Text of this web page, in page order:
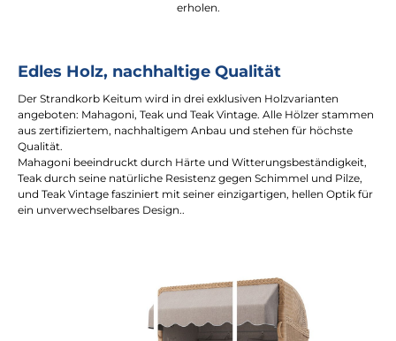
erholen.
Edles Holz, nachhaltige Qualität
Der Strandkorb Keitum wird in drei exklusiven Holzvarianten
angeboten: Mahagoni, Teak und Teak Vintage. Alle Hölzer stammen
aus zertifiziertem, nachhaltigem Anbau und stehen für höchste
Qualität.
Mahagoni beeindruckt durch Härte und Witterungsbeständigkeit,
Teak durch seine natürliche Resistenz gegen Schimmel und Pilze,
und Teak Vintage fasziniert mit seiner einzigartigen, hellen Optik für
ein unverwechselbares Design..